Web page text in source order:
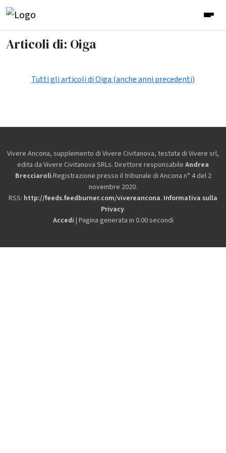
Articoli di: Oiga
Tutti gli articoli di Oiga (anche anni precedenti)
Vivere Ancona, supplemento di Vivere Civitanova, testata di Vivere srl,
edita da Vivere Civitanova SRLs. Direttore responsabile Andrea
Brecciaroli.Registrazione presso il tribunale di Ancona n° 4 del 2
novembre 2020.
RSS: http://feeds.feedburner.com/vivereancona. Informativa sulla
Privacy.
Accedi | Pagina generata in 0.00 secondi